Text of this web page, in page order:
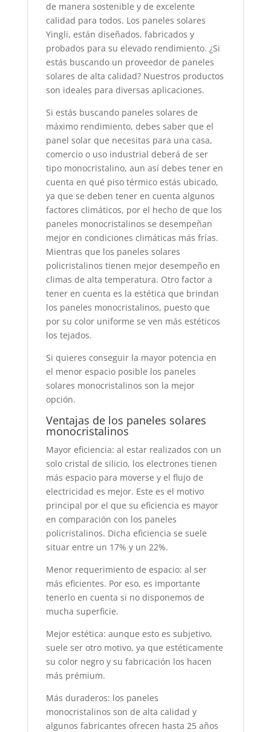
de manera sostenible y de excelente
calidad para todos. Los paneles solares
Yingli, están diseñados, fabricados y
probados para su elevado rendimiento. ¿Si
estás buscando un proveedor de paneles
solares de alta calidad? Nuestros productos
son ideales para diversas aplicaciones.
Si estás buscando paneles solares de
máximo rendimiento, debes saber que el
panel solar que necesitas para una casa,
comercio o uso industrial deberá de ser
tipo monocristalino, aun así debes tener en
cuenta en qué piso térmico estás ubicado,
ya que se deben tener en cuenta algunos
factores climáticos, por el hecho de que los
paneles monocristalinos se desempeñan
mejor en condiciones climáticas más frías.
Mientras que los paneles solares
policristalinos tienen mejor desempeño en
climas de alta temperatura. Otro factor a
tener en cuenta es la estética que brindan
los paneles monocristalinos, puesto que
por su color uniforme se ven más estéticos
los tejados.
Si quieres conseguir la mayor potencia en
el menor espacio posible los paneles
solares monocristalinos son la mejor
opción.
Ventajas de los paneles solares
monocristalinos
Mayor eficiencia: al estar realizados con un
solo cristal de silicio, los electrones tienen
más espacio para moverse y el flujo de
electricidad es mejor. Este es el motivo
principal por el que su eficiencia es mayor
en comparación con los paneles
policristalinos. Dicha eficiencia se suele
situar entre un 17% y un 22%.
Menor requerimiento de espacio: al ser
más eficientes. Por eso, es importante
tenerlo en cuenta si no disponemos de
mucha superficie.
Mejor estética: aunque esto es subjetivo,
suele ser otro motivo, ya que estéticamente
su color negro y su fabricación los hacen
más prémium.
Más duraderos: los paneles
monocristalinos son de alta calidad y
algunos fabricantes ofrecen hasta 25 años